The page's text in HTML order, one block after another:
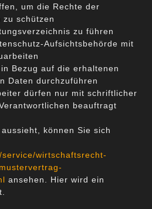
um die Rechte der
zu schützen
zu führen
Aufsichtsbehörde mit
Bezug auf die erhaltenen
Daten durchzuführen
dürfen nur mit schriftlicher
beauftragt
können Sie sich
wirtschaftsrecht-
ansehen. Hier wird ein